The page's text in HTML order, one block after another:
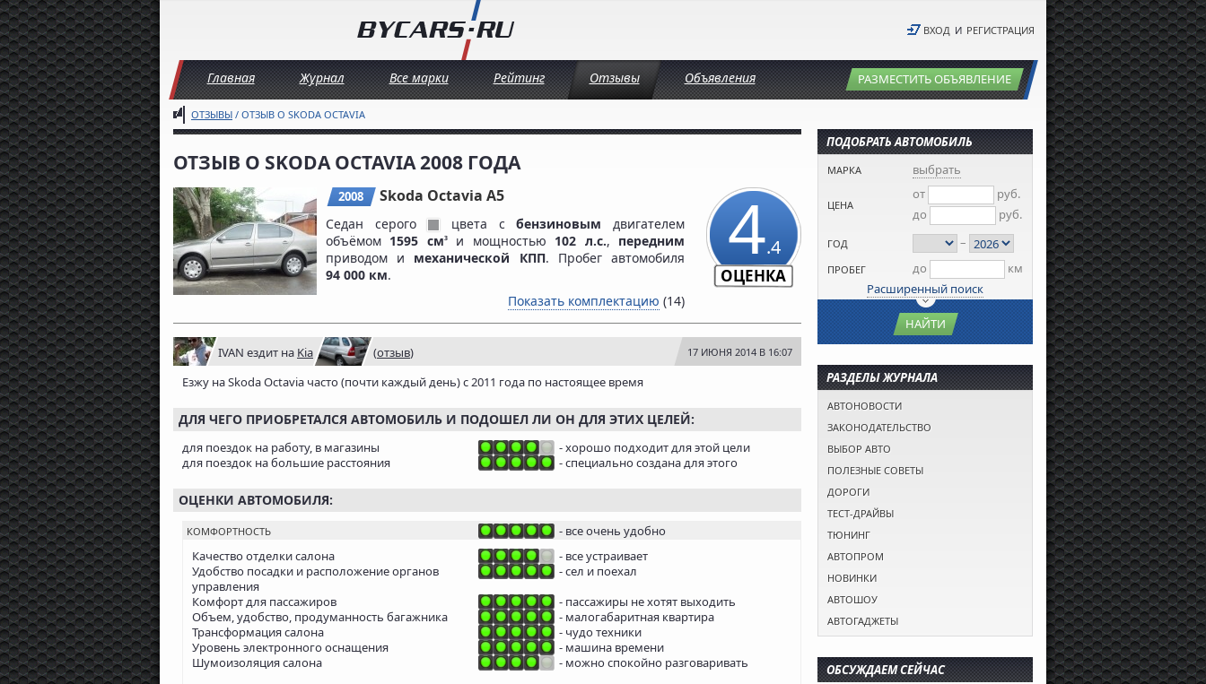
ВХОД И РЕГИСТРАЦИЯ
Главная Журнал Все марки Рейтинг Отзывы Объявления РАЗМЕСТИТЬ ОБЪЯВЛЕНИЕ
ОТЗЫВЫ / ОТЗЫВ О SKODA OCTAVIA
ОТЗЫВ О SKODA OCTAVIA 2008 ГОДА
4.4
ОЦЕНКА
2008 Skoda Octavia A5
Седан серого цвета cбензиновым двигателем
объёмом 1595 см3и мощностью 102 л.с., передним
приводом и механической КПП. Пробег автомобиля
94 000 км.
Показать комплектацию (14)
17 ИЮНЯ 2014 В 16:07
IVAN ездит на Kia (отзыв)
Езжу на Skoda Octavia часто (почти каждый день) с 2011 года по настоящее время
ДЛЯ ЧЕГО ПРИОБРЕТАЛСЯ АВТОМОБИЛЬ И ПОДОШЕЛ ЛИ ОН ДЛЯ ЭТИХ ЦЕЛЕЙ:
для поездок на работу, в магазины
- хорошо подходит для этой цели
для поездок на большие расстояния
- специально создана для этого
ОЦЕНКИ АВТОМОБИЛЯ:
КОМФОРТНОСТЬ
- все очень удобно
Качество отделки салона
- все устраивает
Удобство посадки и расположение органов
управления
- сел и поехал
Комфорт для пассажиров
- пассажиры не хотят выходить
Объем, удобство, продуманность багажника
- малогабаритная квартира
Трансформация салона
- чудо техники
Уровень электронного оснащения
- машина времени
Шумоизоляция салона
- можно спокойно разговаривать
ПОДОБРАТЬ АВТОМОБИЛЬ
МАРКА выбрать
ЦЕНА
от
руб.
до
руб.
ГОД –
ПРОБЕГ до
км
Расширенный поиск
НАЙТИ
РАЗДЕЛЫ ЖУРНАЛА
АВТОНОВОСТИ
ЗАКОНОДАТЕЛЬСТВО
ВЫБОР АВТО
ПОЛЕЗНЫЕ СОВЕТЫ
ДОРОГИ
ТЕСТ-ДРАЙВЫ
ТЮНИНГ
АВТОПРОМ
НОВИНКИ
АВТОШОУ
АВТОГАДЖЕТЫ
ОБСУЖДАЕМ СЕЙЧАС